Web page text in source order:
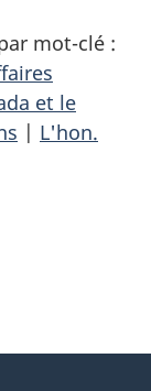
mot-clé :
et le
| L'hon.